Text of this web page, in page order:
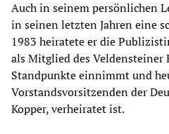
Auch in seinem persönlichen
in seinen letzten Jahren eine
1983 heiratete er die
als Mitglied des Veldensteiner
Standpunkte einnimmt und
Vorstandsvorsitzenden der
Kopper, verheiratet ist.